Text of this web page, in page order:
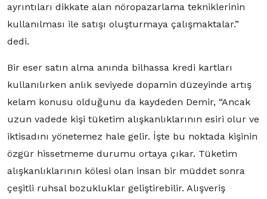
ayrıntıları dikkate alan nöropazarlama tekniklerinin
kullanılması ile satışı oluşturmaya çalışmaktalar.”
dedi.
Bir eser satın alma anında bilhassa kredi kartları
kullanılırken anlık seviyede dopamin düzeyinde artış
kelam konusu olduğunu da kaydeden Demir, “Ancak
uzun vadede kişi tüketim alışkanlıklarının esiri olur ve
iktisadını yönetemez hale gelir. İşte bu noktada kişinin
özgür hissetmeme durumu ortaya çıkar. Tüketim
alışkanlıklarının kölesi olan insan bir müddet sonra
çeşitli ruhsal bozukluklar geliştirebilir. Alışveriş